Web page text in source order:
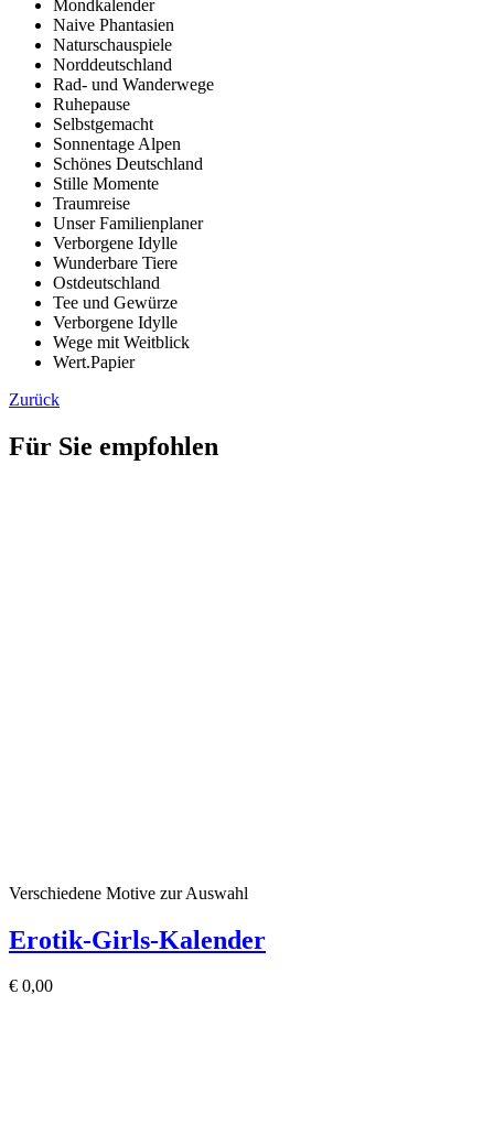
Mondkalender
Naive Phantasien
Naturschauspiele
Norddeutschland
Rad- und Wanderwege
Ruhepause
Selbstgemacht
Sonnentage Alpen
Schönes Deutschland
Stille Momente
Traumreise
Unser Familienplaner
Verborgene Idylle
Wunderbare Tiere
Ostdeutschland
Tee und Gewürze
Verborgene Idylle
Wege mit Weitblick
Wert.Papier
Zurück
Für Sie empfohlen
Verschiedene Motive zur Auswahl
Erotik-Girls-Kalender
€ 0,00